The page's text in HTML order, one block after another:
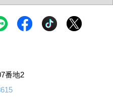
番地2